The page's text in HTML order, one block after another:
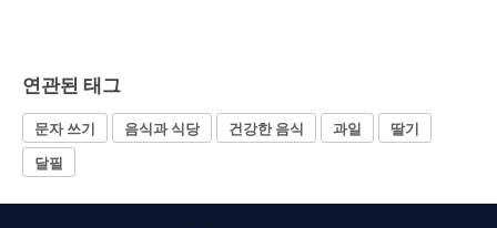
연관된 태그
문자 쓰기 음식과 식당 건강한 음식 과일
딸기
달필